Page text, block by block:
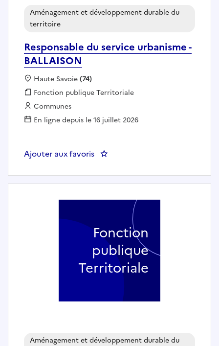
Responsable du service urbanisme -
BALLAISON
Aménagement et développement durable du
territoire
Localisation :
Haute Savoie(74)
Fonction publique :
Fonction publique Territoriale
Employeur :
Communes
En ligne depuis le 16 juillet 2026
Ajouter aux favoris : Responsable du service
Aménagement et développement durable du
Fonction
publique
Territoriale